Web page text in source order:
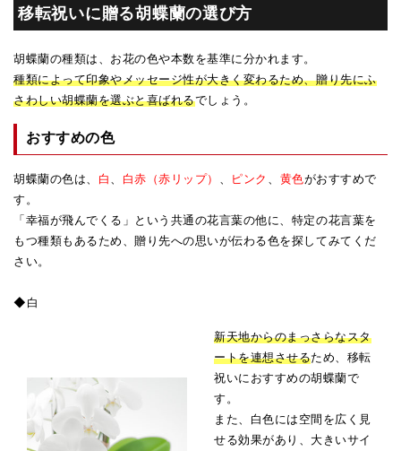
移転祝いに贈る胡蝶蘭の選び方
胡蝶蘭の種類は、お花の色や本数を基準に分かれます。
種類によって印象やメッセージ性が大きく変わるため、贈り先にふ
さわしい胡蝶蘭を選ぶと喜ばれるでしょう。
おすすめの色
胡蝶蘭の色は、 白 白赤（赤リップ） ピンク 黄色がおすすめで
す。
「幸福が飛んでくる」という共通の花言葉の他に、特定の花言葉を
もつ種類もあるため、贈り先への思いが伝わる色を探してみてくだ
さい。
◆白
新天地からのまっさらなスタ
ートを連想させるため、移転
祝いにおすすめの胡蝶蘭で
す。
また、白色には空間を広く見
せる効果があり、大きいサイ